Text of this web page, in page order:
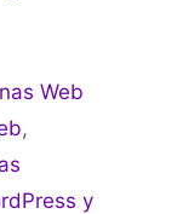
Web
,
y